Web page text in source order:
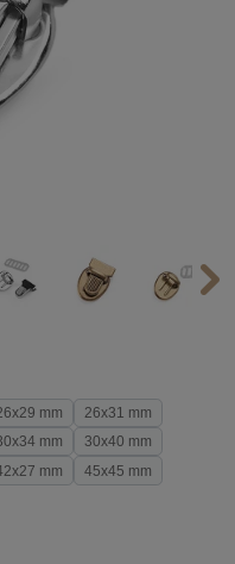
mm
26x31 mm
mm
30x40 mm
mm
45x45 mm